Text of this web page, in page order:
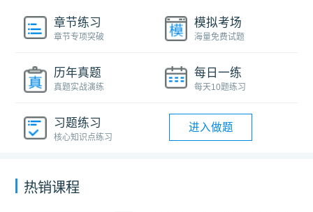
章节练习
章节专项突破
模拟考场
海量免费试题
历年真题
真题实战演练
每日一练
每天10题练习
习题练习
核心知识点练习
进入做题
热销课程